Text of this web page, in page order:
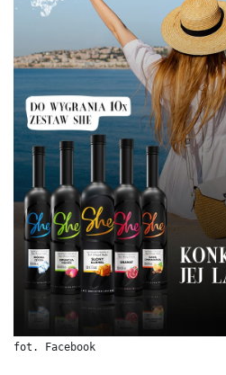
fot. Facebook